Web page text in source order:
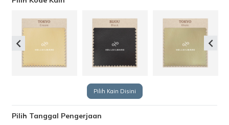
Pilih Kain Disini
Pilih Tanggal Pengerjaan